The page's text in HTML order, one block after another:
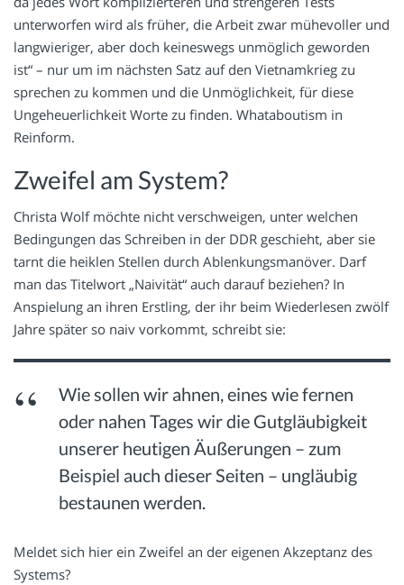
unterworfen wird als früher, die Arbeit zwar mühevoller und
langwieriger, aber doch keineswegs unmöglich geworden
ist“ – nur um im nächsten Satz auf den Vietnamkrieg zu
sprechen zu kommen und die Unmöglichkeit, für diese
Ungeheuerlichkeit Worte zu finden. Whataboutism in
Reinform.
Zweifel am System?
Christa Wolf möchte nicht verschweigen, unter welchen
Bedingungen das Schreiben in der DDR geschieht, aber sie
tarnt die heiklen Stellen durch Ablenkungsmanöver. Darf
man das Titelwort „Naivität“ auch darauf beziehen? In
Anspielung an ihren Erstling, der ihr beim Wiederlesen zwölf
Jahre später so naiv vorkommt, schreibt sie:
Wie sollen wir ahnen, eines wie fernen
oder nahen Tages wir die Gutgläubigkeit
unserer heutigen Äußerungen – zum
Beispiel auch dieser Seiten – ungläubig
bestaunen werden.
Meldet sich hier ein Zweifel an der eigenen Akzeptanz des
Systems?